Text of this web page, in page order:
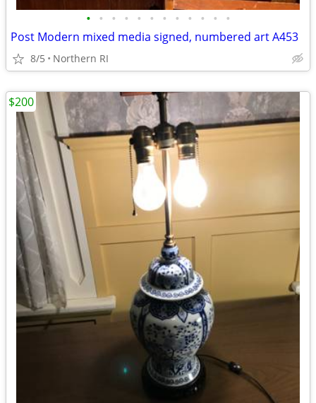
• • • • • • • • • • • •
Post Modern mixed media signed, numbered art A453
8/5 Northern RI
$200